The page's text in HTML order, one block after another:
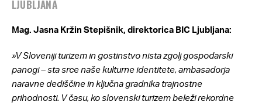
LJUBLJANA
Mag. Jasna Kržin Stepišnik, direktorica BIC Ljubljana:
»V Sloveniji turizem in gostinstvo nista zgolj gospodarski
panogi – sta srce naše kulturne identitete, ambasadorja
naravne dediščine in ključna gradnika trajnostne
prihodnosti. V času, ko slovenski turizem beleži rekordne